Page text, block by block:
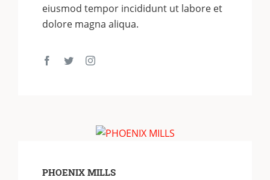
eiusmod tempor incididunt ut labore et
dolore magna aliqua.
PHOENIX MILLS